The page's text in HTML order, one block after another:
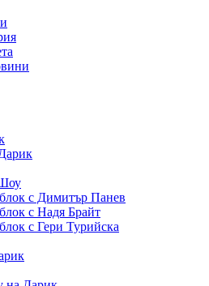
с Димитър Панев
с Надя Брайт
с Гери Турийска